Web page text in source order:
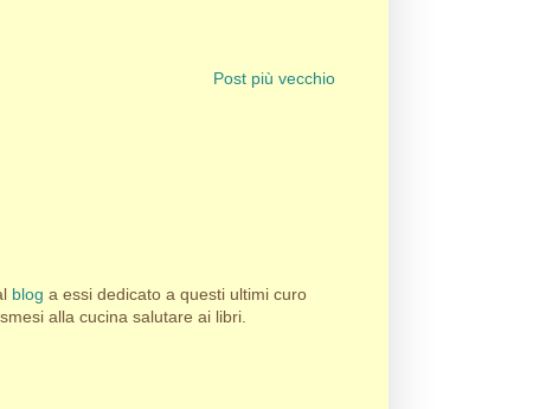
Post più vecchio
blog a essi dedicato a questi ultimi curo
alla cucina salutare ai libri.